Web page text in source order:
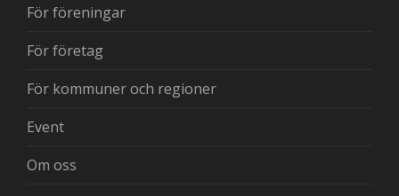
För föreningar
För företag
För kommuner och regioner
Event
Om oss